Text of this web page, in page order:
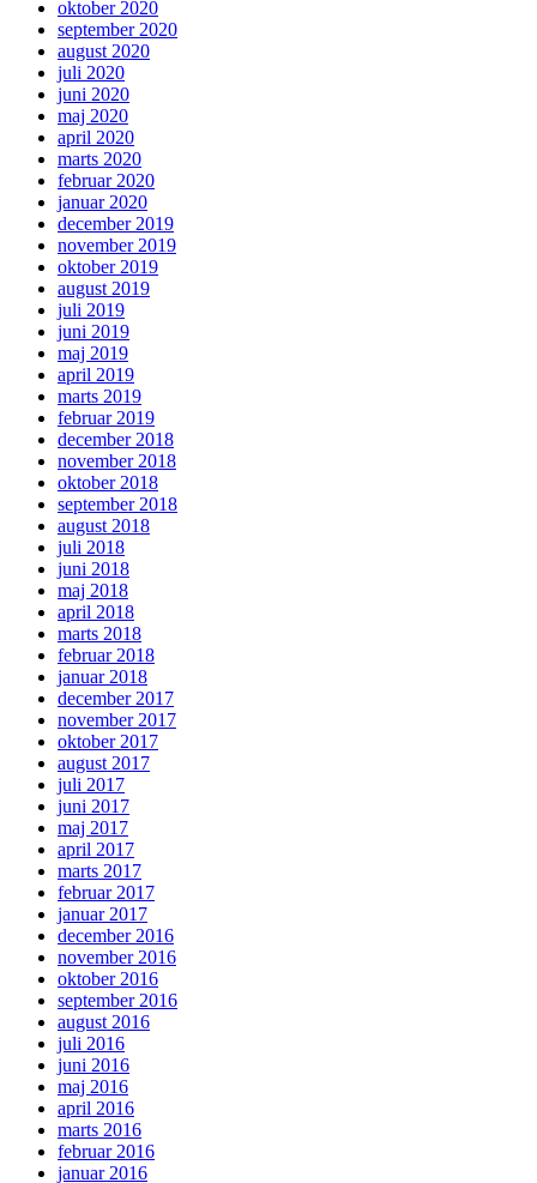
oktober 2020
september 2020
august 2020
juli 2020
juni 2020
maj 2020
april 2020
marts 2020
februar 2020
januar 2020
december 2019
november 2019
oktober 2019
august 2019
juli 2019
juni 2019
maj 2019
april 2019
marts 2019
februar 2019
december 2018
november 2018
oktober 2018
september 2018
august 2018
juli 2018
juni 2018
maj 2018
april 2018
marts 2018
februar 2018
januar 2018
december 2017
november 2017
oktober 2017
august 2017
juli 2017
juni 2017
maj 2017
april 2017
marts 2017
februar 2017
januar 2017
december 2016
november 2016
oktober 2016
september 2016
august 2016
juli 2016
juni 2016
maj 2016
april 2016
marts 2016
februar 2016
januar 2016